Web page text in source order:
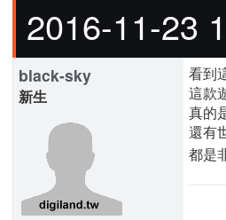
2016-11-23
black-sky
新生
看到
這款
真的
還有
都是